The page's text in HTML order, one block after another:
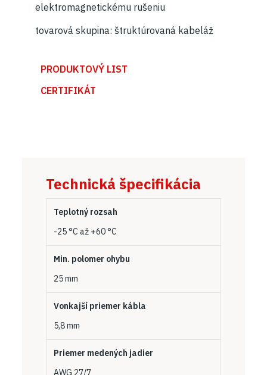
elektromagnetickému rušeniu
tovarová skupina: štruktúrovaná kabeláž
PRODUKTOVÝ LIST
CERTIFIKÁT
Technická špecifikácia
Teplotný rozsah
-25 °C až +60 °C
Min. polomer ohybu
25 mm
Vonkajší priemer kábla
5,8 mm
Priemer medených jadier
AWG 27/7